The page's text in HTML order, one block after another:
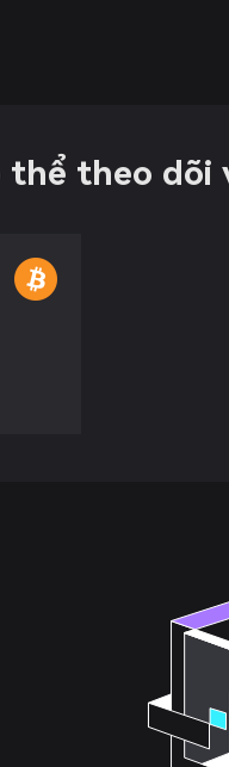
thể theo dõi